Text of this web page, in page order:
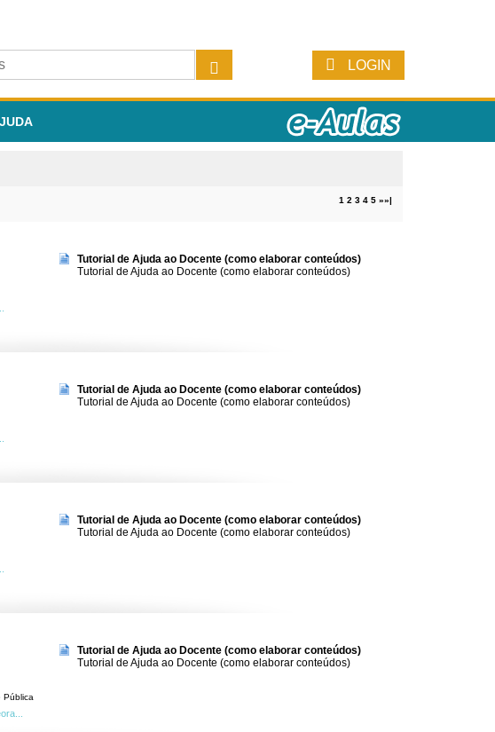
LOGIN
1 2 3 4 5 »»|
Tutorial de Ajuda ao Docente (como elaborar conteúdos)
Tutorial de Ajuda ao Docente (como elaborar conteúdos)
Tutorial de Ajuda ao Docente (como elaborar conteúdos)
Tutorial de Ajuda ao Docente (como elaborar conteúdos)
Tutorial de Ajuda ao Docente (como elaborar conteúdos)
Tutorial de Ajuda ao Docente (como elaborar conteúdos)
Pública
Tutorial de Ajuda ao Docente (como elaborar conteúdos)
Tutorial de Ajuda ao Docente (como elaborar conteúdos)